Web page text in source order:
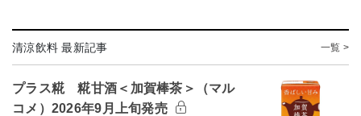
清涼飲料 最新記事 一覧 >
プラス糀 糀甘酒＜加賀棒茶＞（マル
コメ）2026年9月上旬発売